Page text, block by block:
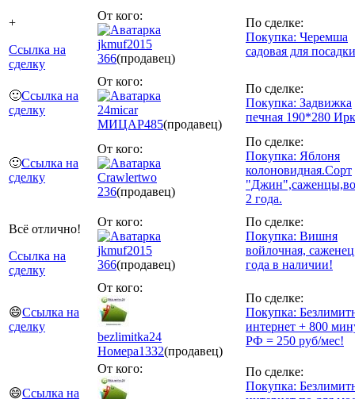
+
Ссылка на
сделку
От кого:
jkmuf2015
366(продавец)
По сделке:
Покупка: Черемша
садовая для
🙂Ссылка на
сделку
От кого:
24micar
МИЦАР485(продавец)
По сделке:
Покупка: Задвижка
печная 190*280
🙂Ссылка на
сделку
От кого:
Crawlertwo
236(продавец)
По сделке:
Покупка: Яблоня
колоновидная.Сорт
2 года.
Всё отлично!
Ссылка на
сделку
От кого:
jkmuf2015
366(продавец)
По сделке:
Покупка: Вишня
войлочная,
года в наличии!
😄Ссылка на
сделку
От кого:
bezlimitka24
Номера1332(продавец)
По сделке:
Покупка:
интернет + 800
РФ = 250 руб/мес!
😄Ссылка на
От кого:
По сделке:
Покупка: